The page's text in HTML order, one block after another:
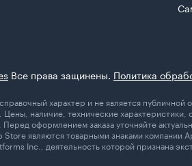
Все права защинены. Политика
характер и не является
наличие, технические характеристики,
Перед оформлением заказа уточняйте
являются товарными знаками
Inc., деятельность которой признана